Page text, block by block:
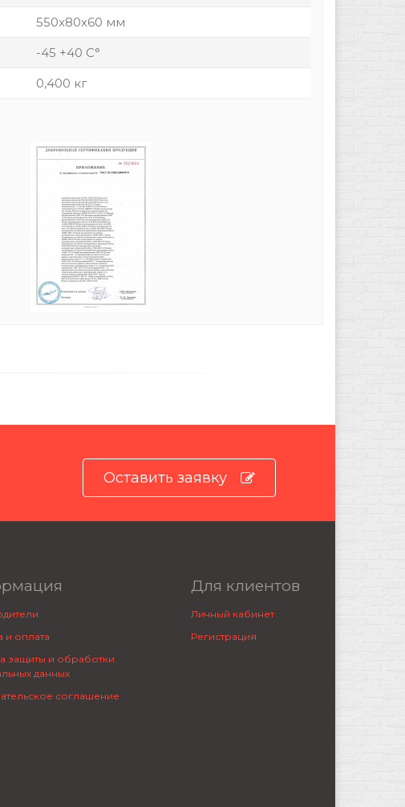
550x80x60 мм
-45 +40 С°
0,400 кг
Оставить заявку
и оплата
защиты и обработки
данных
соглашение
Для клиентов
Личный кабинет
Регистрация